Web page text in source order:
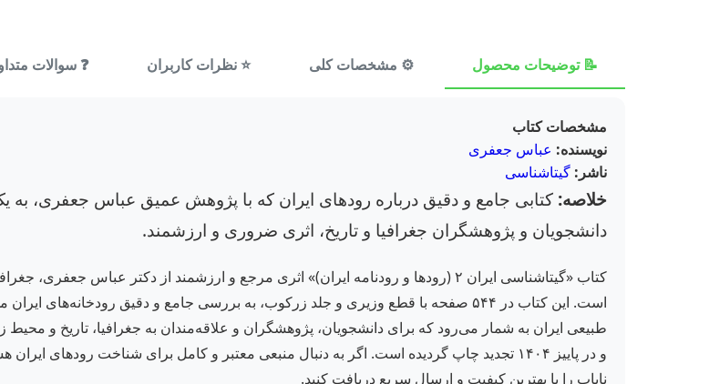
📝 توضیحات محصول ⚙️ مشخصات کلی ⭐ نظرات کاربران ❓ سوالات
مشخصات کتاب
نویسنده: عباس جعفری
ناشر: گیتاشناسی
خلاصه: کتابی جامع و دقیق درباره رودهای ایران که با پژوهش عمیق عباس جعفری، به
دانشجویان و پژوهشگران جغرافیا و تاریخ، اثری ضروری و ارزشمند.
کتاب «گیتاشناسی ایران ۲ (رودها و رودنامه ایران)» اثری مرجع و ارزشمند از دکتر
است. این کتاب در ۵۴۴ صفحه با قطع وزیری و جلد زرکوب، به بررسی جامع و دقیق
و در پاییز ۱۴۰۴ تجدید چاپ گردیده است. اگر به دنبال منبعی معتبر و کامل برای شناخت رودهای
نایاب را با بهترین کیفیت و ارسال سریع دریافت کنید.